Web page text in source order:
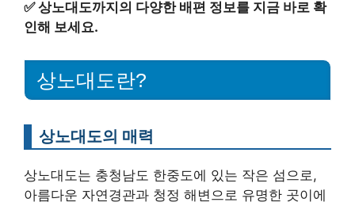
✅상노대도까지의 다양한 배편 정보를 지금 바로 확
인해 보세요.
상노대도란?
상노대도의 매력
상노대도는 충청남도 한중도에 있는 작은 섬으로,
아름다운 자연경관과 청정 해변으로 유명한 곳이에